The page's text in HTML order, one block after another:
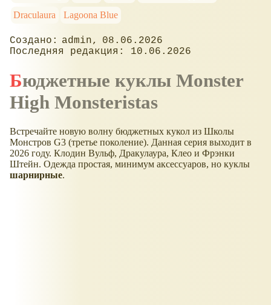
Draculaura
Lagoona Blue
admin
08.06.2026
10.06.2026
Бюджетные куклы Monster
High Monsteristas
Встречайте новую волну бюджетных кукол из Школы
Монстров G3 (третье поколение). Данная серия выходит в
2026 году. Клодин Вульф, Дракулаура, Клео и Фрэнки
Штейн. Одежда простая, минимум аксессуаров, но куклы
шарнирные.